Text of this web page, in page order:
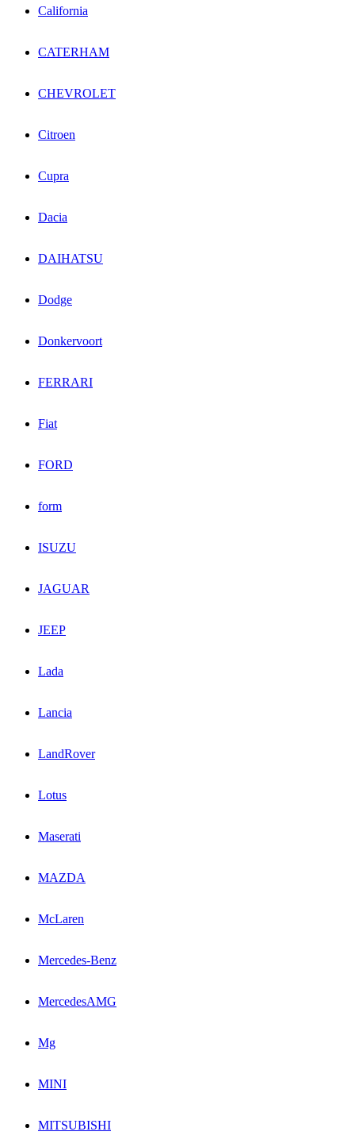
California
CATERHAM
CHEVROLET
Citroen
Cupra
Dacia
DAIHATSU
Dodge
Donkervoort
FERRARI
Fiat
FORD
form
ISUZU
JAGUAR
JEEP
Lada
Lancia
LandRover
Lotus
Maserati
MAZDA
McLaren
Mercedes-Benz
MercedesAMG
Mg
MINI
MITSUBISHI